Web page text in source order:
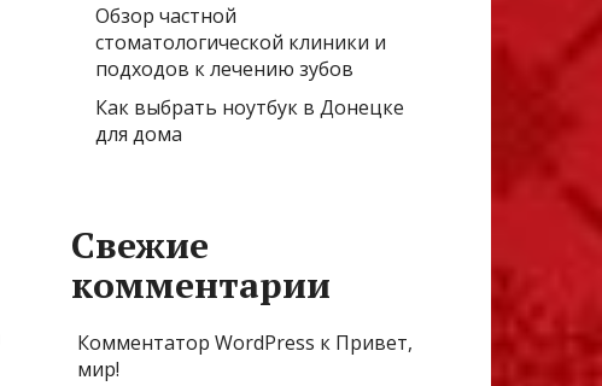
Обзор частной
стоматологической клиники и
подходов к лечению зубов
Как выбрать ноутбук в Донецке
для дома
Свежие
комментарии
Комментатор WordPress к Привет,
мир!